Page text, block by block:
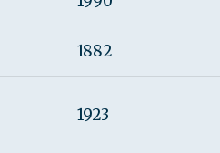
1882
1923